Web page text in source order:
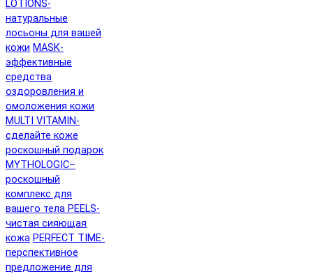
LOTIONS-
натуральные
лосьоны для вашей
кожи MASK-
эффективные
средства
оздоровления и
омоложения кожи
MULTI VITAMIN-
сделайте коже
роскошный подарок
MYTHOLOGIC–
роскошный
комплекс для
вашего тела PEELS-
чистая сияющая
кожа PERFECT TIME-
перспективное
предложение для